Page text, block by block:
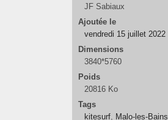
JF Sabiaux
Ajoutée le
vendredi 15 juillet 2022
Dimensions
3840*5760
Poids
20816 Ko
Tags
kitesurf, Malo-les-Bains